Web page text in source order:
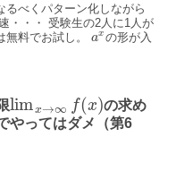
べくパターン化しながら
・・・ 受験生の2人に1人が
無料でお試し。 ax の形が入
lim x→∞ f(x)の求め
やってはダメ（第6